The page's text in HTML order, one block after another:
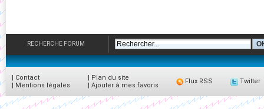
RECHERCHE FORUM
| Contact
| Mentions légales
| Plan du site
| Ajouter à mes favoris
Flux RSS Twitter